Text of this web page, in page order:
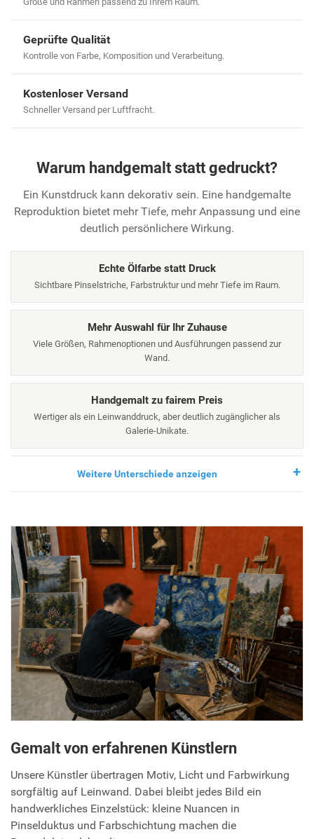
Geprüfte Qualität
Kontrolle von Farbe, Komposition und Verarbeitung.
Kostenloser Versand
Schneller Versand per Luftfracht.
Warum handgemalt statt gedruckt?
Ein Kunstdruck kann dekorativ sein. Eine handgemalte
Reproduktion bietet mehr Tiefe, mehr Anpassung und eine
deutlich persönlichere Wirkung.
Echte Ölfarbe statt Druck
Sichtbare Pinselstriche, Farbstruktur und mehr Tiefe im Raum.
Mehr Auswahl für Ihr Zuhause
Viele Größen, Rahmenoptionen und Ausführungen passend zur
Wand.
Handgemalt zu fairem Preis
Wertiger als ein Leinwanddruck, aber deutlich zugänglicher als
Galerie-Unikate.
Weitere Unterschiede anzeigen
Gemalt von erfahrenen Künstlern
Unsere Künstler übertragen Motiv, Licht und Farbwirkung
sorgfältig auf Leinwand. Dabei bleibt jedes Bild ein
handwerkliches Einzelstück: kleine Nuancen in
Pinselduktus und Farbschichtung machen die